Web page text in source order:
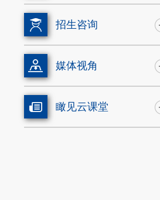
招生咨询
媒体视角
瞰见云课堂